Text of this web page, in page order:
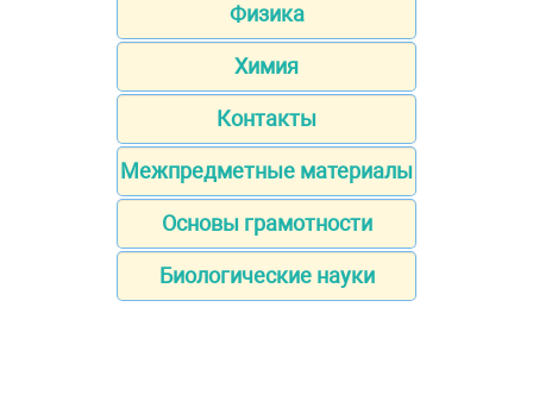
Физика
Химия
Контакты
Межпредметные материалы
Основы грамотности
Биологические науки